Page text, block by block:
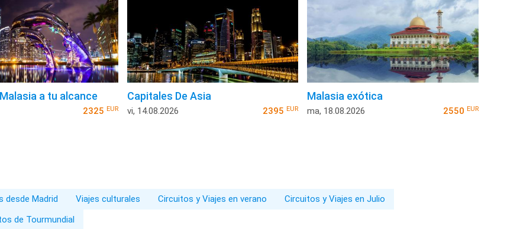
a tu alcance
2325 EUR
Capitales De Asia
vi, 14.08.2026 2395EUR
Malasia exótica
ma, 18.08.2026 2550 EUR
desde Madrid Viajes culturales Circuitos y Viajes en verano
Circuitos y Viajes en Julio
de Tourmundial